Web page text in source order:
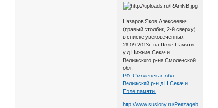
Назаров Яков Алексеевич
(правый столбик, 2-й сверху)
в списке увековеченных
28.09.2013г. на Поле Памяти
у д.Нижние Секачи
Велижского р-на Смоленской
обл.
РФ. Смоленская обл.
Велижский р-н д.Н.Секачи.
Поле памяти.
http://www.suslony.ru/Penzagebiet/